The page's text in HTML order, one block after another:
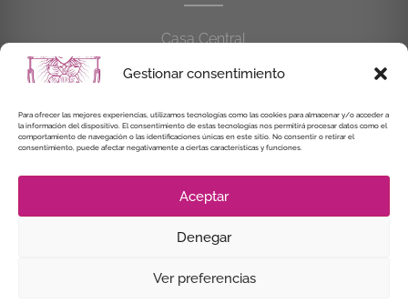
Gestionar consentimiento
Para ofrecer las mejores experiencias, utilizamos tecnologías como las cookies para almacenar y/o acceder a
la información del dispositivo. El consentimiento de estas tecnologías nos permitirá procesar datos como el
comportamiento de navegación o las identificaciones únicas en este sitio. No consentir o retirar el
consentimiento, puede afectar negativamente a ciertas características y funciones.
Aceptar
Denegar
Ver preferencias
Casa Central
C/Cardenal Cisneros, 55
914 462 114
alianzaenjesuspormaria@gmail.com